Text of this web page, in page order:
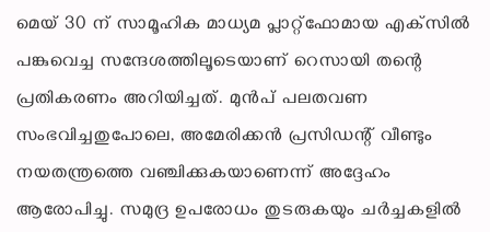
മെയ് 30 ന് സാമൂഹിക മാധ്യമ പ്ലാറ്റ്‌ഫോമായ എക്‌സിൽ
പങ്കുവെച്ച സന്ദേശത്തിലൂടെയാണ് റെസായി തന്റെ
പ്രതികരണം അറിയിച്ചത്. മുൻപ് പലതവണ
സംഭവിച്ചതുപോലെ, അമേരിക്കൻ പ്രസിഡന്റ് വീണ്ടും
നയതന്ത്രത്തെ വഞ്ചിക്കുകയാണെന്ന് അദ്ദേഹം
ആരോപിച്ചു. സമുദ്ര ഉപരോധം തുടരുകയും ചർച്ചകളിൽ